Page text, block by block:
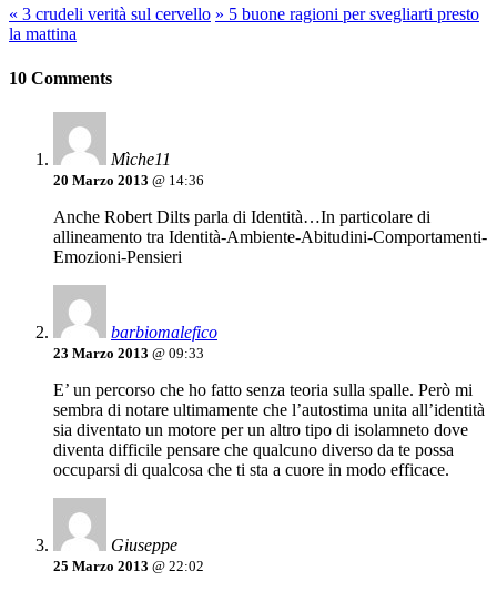
« 3 crudeli verità sul cervello » 5 buone ragioni per svegliarti presto
la mattina
10 Comments
Mìche11
20 Marzo 2013 @ 14:36
Anche Robert Dilts parla di Identità…In particolare di
allineamento tra Identità-Ambiente-Abitudini-Comportamenti-
Emozioni-Pensieri
barbiomalefico
23 Marzo 2013 @ 09:33
E’ un percorso che ho fatto senza teoria sulla spalle. Però mi
sembra di notare ultimamente che l’autostima unita all’identità
sia diventato un motore per un altro tipo di isolamneto dove
diventa difficile pensare che qualcuno diverso da te possa
occuparsi di qualcosa che ti sta a cuore in modo efficace.
Giuseppe
25 Marzo 2013 @ 22:02